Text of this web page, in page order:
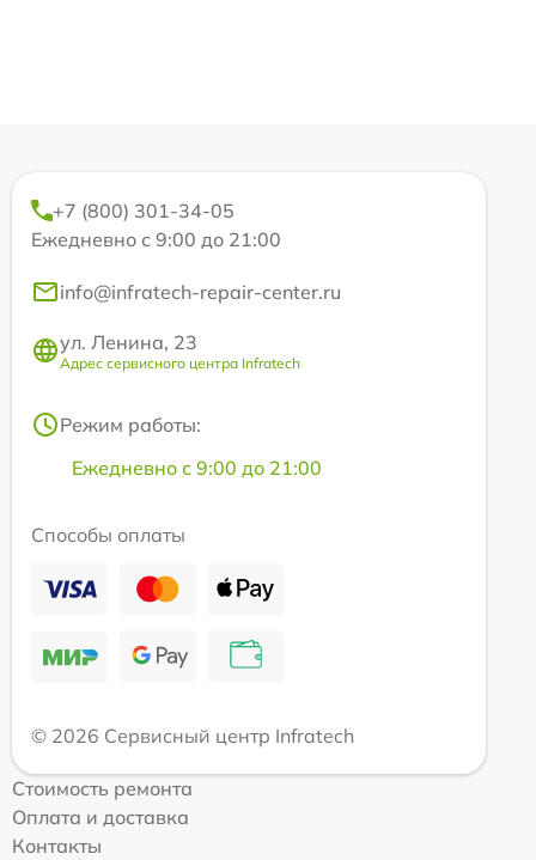
+7 (800) 301-34-05
Ежедневно с 9:00 до 21:00
info@infratech-repair-center.ru
ул. Ленина, 23
Адрес сервисного центра Infratech
Режим работы:
Ежедневно с 9:00 до 21:00
Способы оплаты
© 2026 Сервисный центр Infratech
Стоимость ремонта
Оплата и доставка
Контакты